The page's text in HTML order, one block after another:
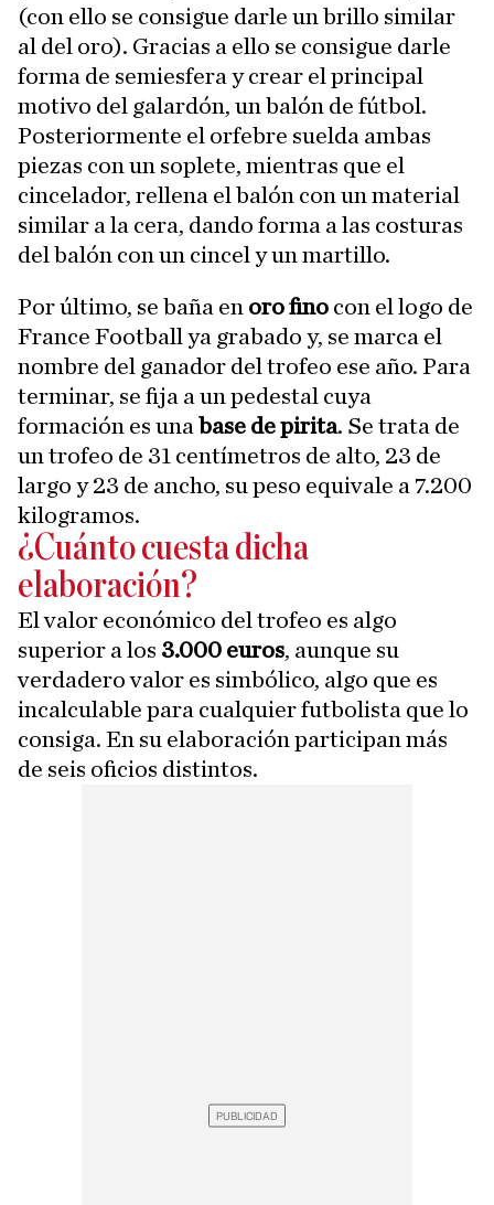
(con ello se consigue darle un brillo similar
al del oro). Gracias a ello se consigue darle
forma de semiesfera y crear el principal
motivo del galardón, un balón de fútbol.
Posteriormente el orfebre suelda ambas
piezas con un soplete, mientras que el
cincelador, rellena el balón con un material
similar a la cera, dando forma a las costuras
del balón con un cincel y un martillo.
Por último, se baña en oro fino con el logo de
France Football ya grabado y, se marca el
nombre del ganador del trofeo ese año. Para
terminar, se fija a un pedestal cuya
formación es una base de pirita. Se trata de
un trofeo de 31 centímetros de alto, 23 de
largo y 23 de ancho, su peso equivale a 7.200
kilogramos.
¿Cuánto cuesta dicha
elaboración?
El valor económico del trofeo es algo
superior a los 3.000 euros, aunque su
verdadero valor es simbólico, algo que es
incalculable para cualquier futbolista que lo
consiga. En su elaboración participan más
de seis oficios distintos.